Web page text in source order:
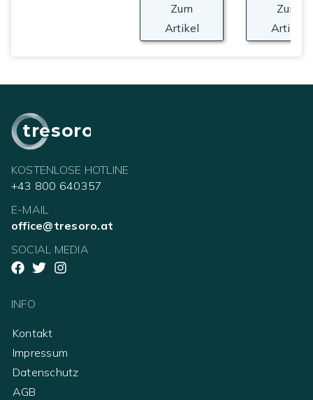
Zum
Artikel
Zum
Artikel
tresoro
KOSTENLOSE HOTLINE
+43 800 640357
E-MAIL
office@tresoro.at
SOCIAL MEDIA
INFO
Kontakt
Impressum
Datenschutz
AGB